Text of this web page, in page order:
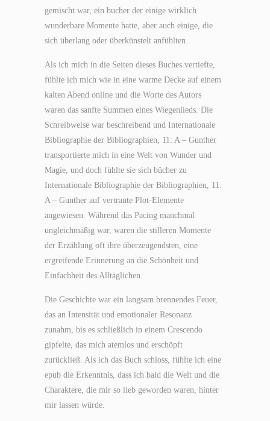
gemischt war, ein bucher der einige wirklich
wunderbare Momente hatte, aber auch einige, die
sich überlang oder überkünstelt anfühlten.
Als ich mich in die Seiten dieses Buches vertiefte,
fühlte ich mich wie in eine warme Decke auf einem
kalten Abend online und die Worte des Autors
waren das sanfte Summen eines Wiegenlieds. Die
Schreibweise war beschreibend und Internationale
Bibliographie der Bibliographien, 11: A – Gunther
transportierte mich in eine Welt von Wunder und
Magie, und doch fühlte sie sich bücher zu
Internationale Bibliographie der Bibliographien, 11:
A – Gunther auf vertraute Plot-Elemente
angewiesen. Während das Pacing manchmal
ungleichmäßig war, waren die stilleren Momente
der Erzählung oft ihre überzeugendsten, eine
ergreifende Erinnerung an die Schönheit und
Einfachheit des Alltäglichen.
Die Geschichte war ein langsam brennendes Feuer,
das an Intensität und emotionaler Resonanz
zunahm, bis es schließlich in einem Crescendo
gipfelte, das mich atemlos und erschöpft
zurückließ. Als ich das Buch schloss, fühlte ich eine
epub die Erkenntnis, dass ich bald die Welt und die
Charaktere, die mir so lieb geworden waren, hinter
mir lassen würde.